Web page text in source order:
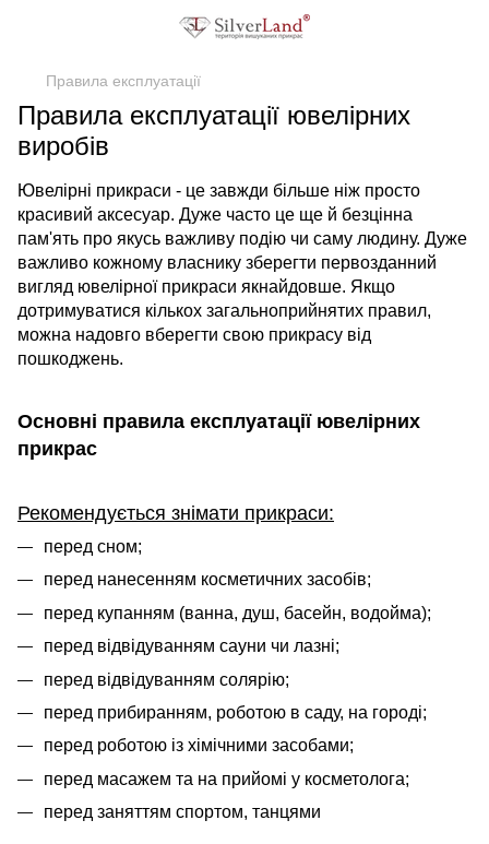
Правила експлуатації
Правила експлуатації ювелірних
виробів
Ювелірні прикраси - це завжди більше ніж просто
красивий аксесуар. Дуже часто це ще й безцінна
пам'ять про якусь важливу подію чи саму людину. Дуже
важливо кожному власнику зберегти первозданний
вигляд ювелірної прикраси якнайдовше. Якщо
дотримуватися кількох загальноприйнятих правил,
можна надовго вберегти свою прикрасу від
пошкоджень.
Основні правила експлуатації ювелірних
прикрас
Рекомендується знімати прикраси:
перед сном;
перед нанесенням косметичних засобів;
перед купанням (ванна, душ, басейн, водойма);
перед відвідуванням сауни чи лазні;
перед відвідуванням солярію;
перед прибиранням, роботою в саду, на городі;
перед роботою із хімічними засобами;
перед масажем та на прийомі у косметолога;
перед заняттям спортом, танцями